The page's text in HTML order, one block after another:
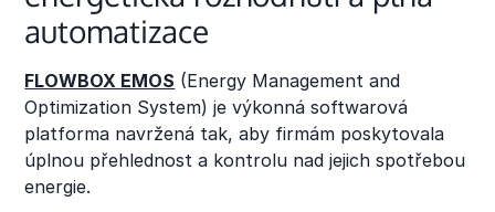
automatizace
FLOWBOX EMOS (Energy Management and
Optimization System) je výkonná softwarová
platforma navržená tak, aby firmám poskytovala
úplnou přehlednost a kontrolu nad jejich spotřebou
energie.